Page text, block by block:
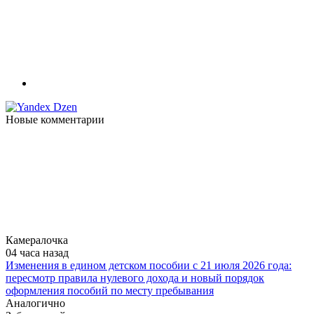
Новые комментарии
Камералочка
04 часа назад
Изменения в едином детском пособии с 21 июля 2026 года:
пересмотр правила нулевого дохода и новый порядок
оформления пособий по месту пребывания
Аналогично